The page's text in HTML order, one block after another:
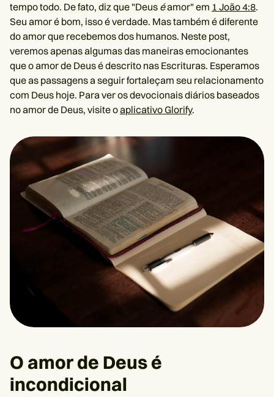
tempo todo. De fato, diz que "Deus éamor" em 1 João 4:8.
Seu amor é bom, isso é verdade. Mas também é diferente
do amor que recebemos dos humanos. Neste post,
veremos apenas algumas das maneiras emocionantes
que o amor de Deus é descrito nas Escrituras. Esperamos
que as passagens a seguir fortaleçam seu relacionamento
com Deus hoje. Para ver os devocionais diários baseados
no amor de Deus, visite oaplicativo Glorify.
O amor de Deus é
incondicional